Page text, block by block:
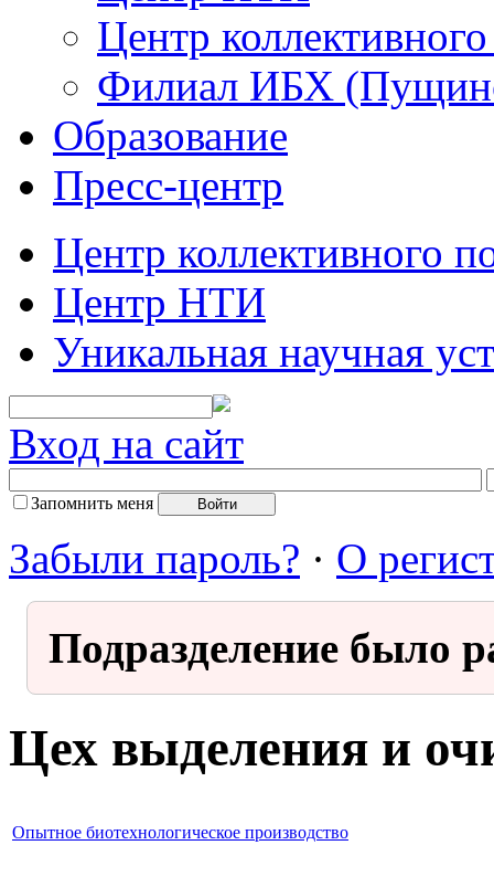
Центр
Филиал ИБХ
Образование
Пресс-центр
Центр коллективного
Центр НТИ
Уникальная научная
Вход на сайт
Запомнить меня
Забыли пароль? · О
Подразделение было
Цех выделения и
Опытное биотехнологическое производство